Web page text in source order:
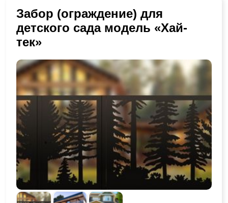
Забор (ограждение) для
детского сада модель «Хай-
тек»